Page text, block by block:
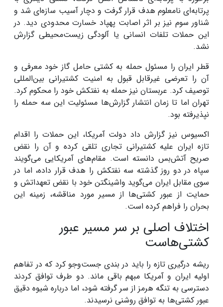
پرتابه‌ای نامعلوم هدف قرار گرفت و دچار آسیب سازه‌ای شد و
شناور سوم نیز بر اثر اصابت پهپاد خسارت محدودی دید. در
این حملات تلفات انسانی یا آلودگی زیست‌محیطی گزارش
نشد.
قطر ایران را مسئول حمله به کشتی حامل گاز خود معرفی و
آن را تعرضی غیرقابل قبول به امنیت کشتیرانی بین‌المللی
توصیف کرد. عربستان نیز حمله به نفتکش خود را محکوم کرد.
تهران اما تا زمان انتشار گزارش‌ها مسئولیت این سه حمله را
نپذیرفته بود.
اکسیوس نیز گزارش داد دولت آمریکا، این حملات را اقدام
تازه ایران علیه کشتیرانی تجاری تلقی کرده و آن را نقض
صریح آتش‌بس دانسته است. مقام‌های آمریکایی می‌گویند
سپاه در دو روز گذشته سه نفتکش را هدف قرار داده، اما در
سوی مقابل ایران می‌گوید واشینگتن خود با نقض تعهداتش و
حمایت از عبور کشتی‌ها از مسیر مورد مناقشه، زمینه این
بحران را فراهم کرده است.
اختلاف اصلی بر سر مسیر عبور
کشتی‌هاست
ریشه درگیری تازه را باید در بندی جست‌وجو کرد که در تفاهم
اولیه ایران و آمریکا مبهم باقی ماند. دو طرف توافق کردند
دسترسی به تنگه هرمز از سر گرفته شود، اما درباره شیوه دقیق
عبور کشتی‌ها به توافق روشنی نرسیدند.